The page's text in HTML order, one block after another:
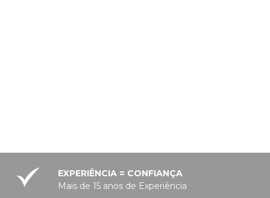
EXPERIÊNCIA = CONFIANÇA
Mais de 15 anos de Experiência